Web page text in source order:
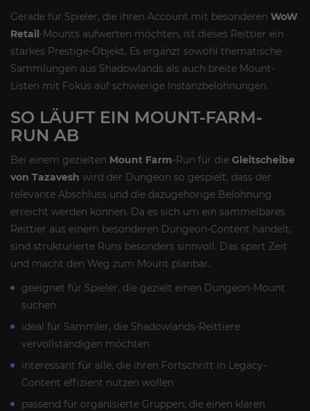
Gerade für Spieler, die ihren Account mit besonderen WoW
Retail-Mounts aufwerten möchten, ist dieses Reittier ein
starkes Prestige-Objekt. Es ergänzt sowohl thematische
Sammlungen aus Shadowlands als auch breite Mount-
Listen mit Fokus auf schwierige Instanzbelohnungen.
SO LÄUFT EIN MOUNT-FARM-
RUN AB
Bei einem gezielten Mount Farm-Run für die Gleitscheibe
von Tazavesh wird der Dungeon so gespielt, dass der
relevante Abschluss und die dazugehörige Belohnung
erreicht werden können. Da es sich um ein sammelbares
Reittier aus einem besonderen Dungeon-Content handelt,
sind strukturierte Runs besonders sinnvoll. Das spart Zeit
und macht den Weg zum Mount planbar.
geeignet für Spieler, die gezielt einen Dungeon-Mount
suchen
ideal für Sammler, die Shadowlands-Reittiere
vervollständigen möchten
interessant für alle, die ihren Fortschritt in Legacy-
Content effizient nutzen wollen
passend für organisierte Gruppen, die einen klaren